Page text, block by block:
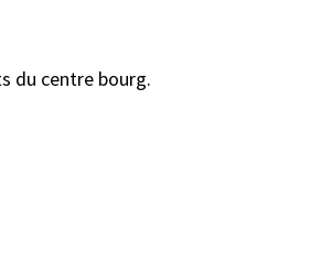
du centre bourg.